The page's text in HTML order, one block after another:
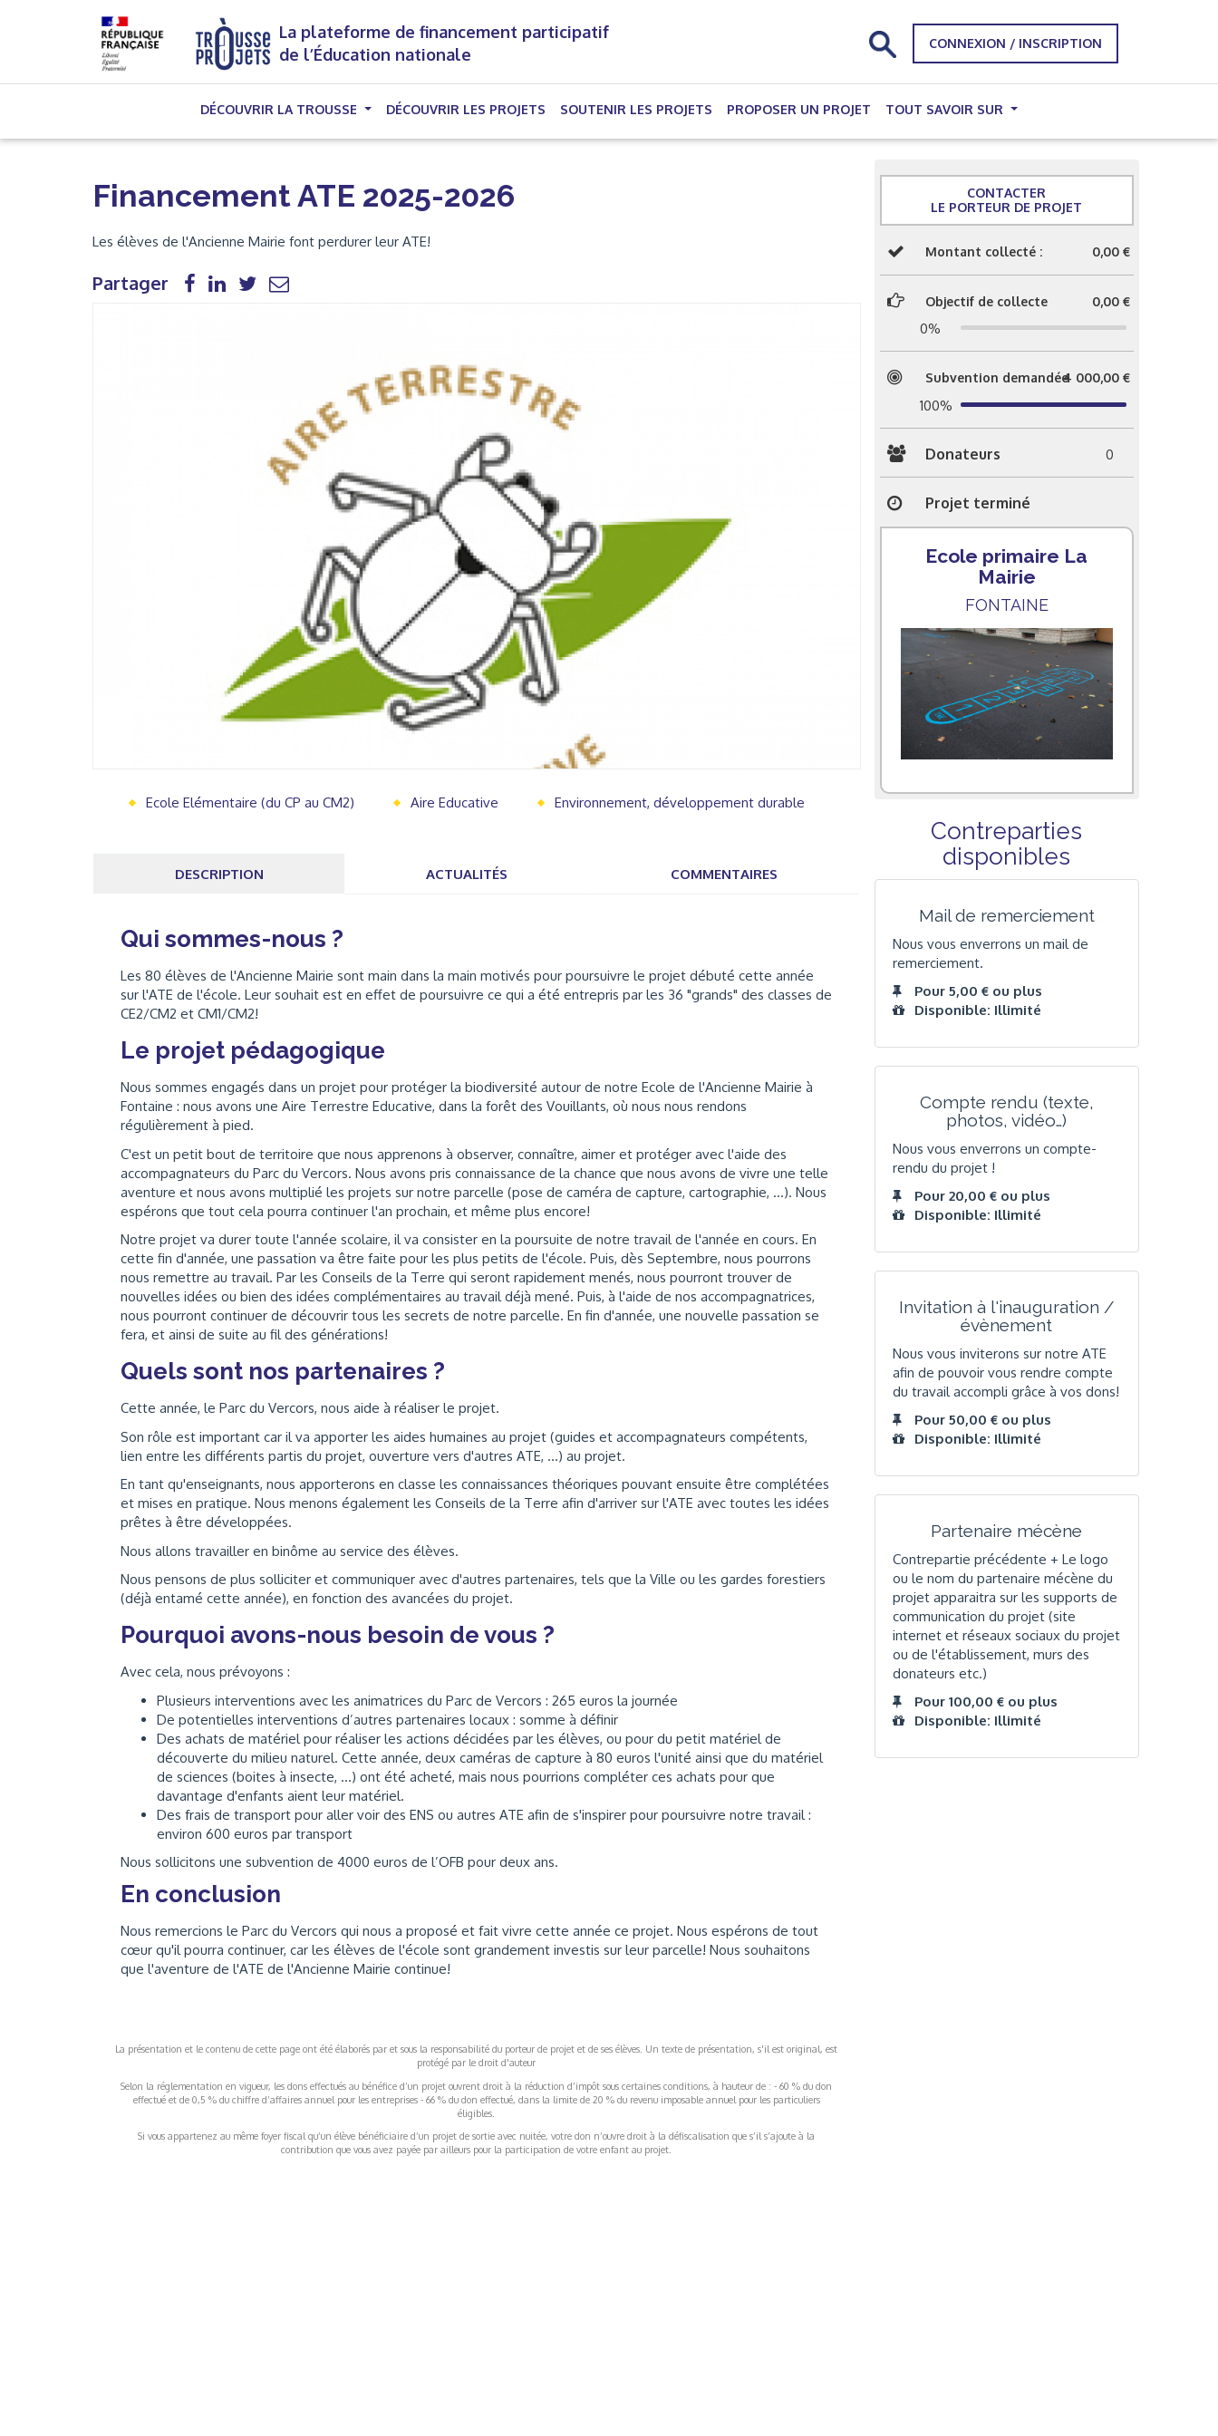
La plateforme de financement participatif
de l’Éducation nationale
CONNEXION / INSCRIPTION
DÉCOUVRIR LA TROUSSE DÉCOUVRIR LES PROJETS (CURRENT)
SOUTENIR LES PROJETS PROPOSER UN PROJET TOUT SAVOIR SUR
Financement ATE 2025-2026
Les élèves de l'Ancienne Mairie font perdurer leur ATE!
Partager
Ecole Elémentaire (du CP au CM2) Aire Educative Environnement, développement durable
DESCRIPTION ACTUALITÉS COMMENTAIRES
Qui sommes-nous ?
Les 80 élèves de l'Ancienne Mairie sont main dans la main motivés pour poursuivre le projet débuté cette année
sur l'ATE de l'école. Leur souhait est en effet de poursuivre ce qui a été entrepris par les 36 "grands" des classes de
CE2/CM2 et CM1/CM2!
Le projet pédagogique
Nous sommes engagés dans un projet pour protéger la biodiversité autour de notre Ecole de l'Ancienne Mairie à
Fontaine : nous avons une Aire Terrestre Educative, dans la forêt des Vouillants, où nous nous rendons
régulièrement à pied.
C'est un petit bout de territoire que nous apprenons à observer, connaître, aimer et protéger avec l'aide des
accompagnateurs du Parc du Vercors. Nous avons pris connaissance de la chance que nous avons de vivre une telle
aventure et nous avons multiplié les projets sur notre parcelle (pose de caméra de capture, cartographie, ...). Nous
espérons que tout cela pourra continuer l'an prochain, et même plus encore!
Notre projet va durer toute l'année scolaire, il va consister en la poursuite de notre travail de l'année en cours. En
cette fin d'année, une passation va être faite pour les plus petits de l'école. Puis, dès Septembre, nous pourrons
nous remettre au travail. Par les Conseils de la Terre qui seront rapidement menés, nous pourront trouver de
nouvelles idées ou bien des idées complémentaires au travail déjà mené. Puis, à l'aide de nos accompagnatrices,
nous pourront continuer de découvrir tous les secrets de notre parcelle. En fin d'année, une nouvelle passation se
fera, et ainsi de suite au fil des générations!
Quels sont nos partenaires ?
Cette année, le Parc du Vercors, nous aide à réaliser le projet.
Son rôle est important car il va apporter les aides humaines au projet (guides et accompagnateurs compétents,
lien entre les différents partis du projet, ouverture vers d'autres ATE, ...) au projet.
En tant qu'enseignants, nous apporterons en classe les connaissances théoriques pouvant ensuite être complétées
et mises en pratique. Nous menons également les Conseils de la Terre afin d'arriver sur l'ATE avec toutes les idées
prêtes à être développées.
Nous allons travailler en binôme au service des élèves.
Nous pensons de plus solliciter et communiquer avec d'autres partenaires, tels que la Ville ou les gardes forestiers
(déjà entamé cette année), en fonction des avancées du projet.
Pourquoi avons-nous besoin de vous ?
Avec cela, nous prévoyons :
Plusieurs interventions avec les animatrices du Parc de Vercors : 265 euros la journée
De potentielles interventions d’autres partenaires locaux : somme à définir
Des achats de matériel pour réaliser les actions décidées par les élèves, ou pour du petit matériel de
découverte du milieu naturel. Cette année, deux caméras de capture à 80 euros l'unité ainsi que du matériel
de sciences (boites à insecte, ...) ont été acheté, mais nous pourrions compléter ces achats pour que
davantage d'enfants aient leur matériel.
Des frais de transport pour aller voir des ENS ou autres ATE afin de s'inspirer pour poursuivre notre travail :
environ 600 euros par transport
Nous sollicitons une subvention de 4000 euros de l’OFB pour deux ans.
En conclusion
Nous remercions le Parc du Vercors qui nous a proposé et fait vivre cette année ce projet. Nous espérons de tout
cœur qu'il pourra continuer, car les élèves de l'école sont grandement investis sur leur parcelle! Nous souhaitons
que l'aventure de l'ATE de l'Ancienne Mairie continue!
La présentation et le contenu de cette page ont été élaborés par et sous la responsabilité du porteur de projet et de ses élèves. Un texte de présentation, s'il est original, est
protégé par le droit d'auteur
Selon la réglementation en vigueur, les dons effectués au bénéfice d’un projet ouvrent droit à la réduction d’impôt sous certaines conditions, à hauteur de : - 60 % du don
effectué et de 0,5 % du chiffre d’affaires annuel pour les entreprises - 66 % du don effectué, dans la limite de 20 % du revenu imposable annuel pour les particuliers
éligibles.
Si vous appartenez au même foyer fiscal qu’un élève bénéficiaire d’un projet de sortie avec nuitée, votre don n’ouvre droit à la défiscalisation que s’il s’ajoute à la
contribution que vous avez payée par ailleurs pour la participation de votre enfant au projet.
CONTACTER
LE PORTEUR DE PROJET
Montant collecté : 0,00 €
Objectif de collecte 0,00 €
0%
Subvention demandée4 000,00 €
100%
Donateurs 0
Projet terminé
Ecole primaire La
Mairie
FONTAINE
Contreparties
disponibles
Mail de remerciement
Nous vous enverrons un mail de
remerciement.
Pour 5,00 € ou plus
Disponible: Illimité
Compte rendu (texte,
photos, vidéo…)
Nous vous enverrons un compte-
rendu du projet !
Pour 20,00 € ou plus
Disponible: Illimité
Invitation à l'inauguration /
évènement
Nous vous inviterons sur notre ATE
afin de pouvoir vous rendre compte
du travail accompli grâce à vos dons!
Pour 50,00 € ou plus
Disponible: Illimité
Partenaire mécène
Contrepartie précédente + Le logo
ou le nom du partenaire mécène du
projet apparaitra sur les supports de
communication du projet (site
internet et réseaux sociaux du projet
ou de l'établissement, murs des
donateurs etc.)
Pour 100,00 € ou plus
Disponible: Illimité